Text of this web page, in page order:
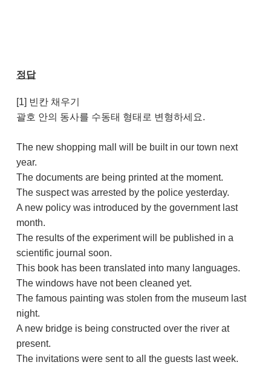
정답
[1] 빈칸 채우기
괄호 안의 동사를 수동태 형태로 변형하세요.
The new shopping mall will be built in our town next
year.
The documents are being printed at the moment.
The suspect was arrested by the police yesterday.
A new policy was introduced by the government last
month.
The results of the experiment will be published in a
scientific journal soon.
This book has been translated into many languages.
The windows have not been cleaned yet.
The famous painting was stolen from the museum last
night.
A new bridge is being constructed over the river at
present.
The invitations were sent to all the guests last week.